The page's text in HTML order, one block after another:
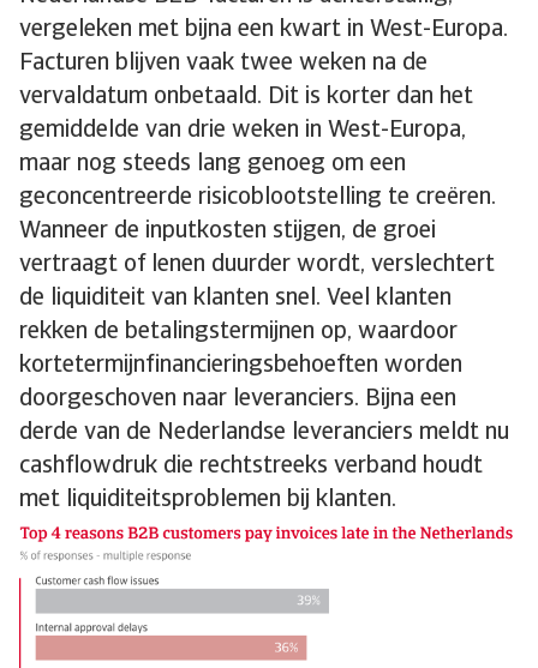
vergeleken met bijna een kwart in West-Europa.
Facturen blijven vaak twee weken na de
vervaldatum onbetaald. Dit is korter dan het
gemiddelde van drie weken in West-Europa,
maar nog steeds lang genoeg om een
geconcentreerde risicoblootstelling te creëren.
Wanneer de inputkosten stijgen, de groei
vertraagt of lenen duurder wordt, verslechtert
de liquiditeit van klanten snel. Veel klanten
rekken de betalingstermijnen op, waardoor
kortetermijnfinancieringsbehoeften worden
doorgeschoven naar leveranciers. Bijna een
derde van de Nederlandse leveranciers meldt nu
cashflowdruk die rechtstreeks verband houdt
met liquiditeitsproblemen bij klanten.